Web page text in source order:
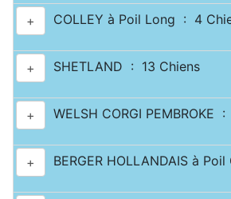
+ COLLEY à Poil Long : 4
+ SHETLAND : 13 Chiens
+ WELSH CORGI PEMBROKE
+ BERGER HOLLANDAIS à